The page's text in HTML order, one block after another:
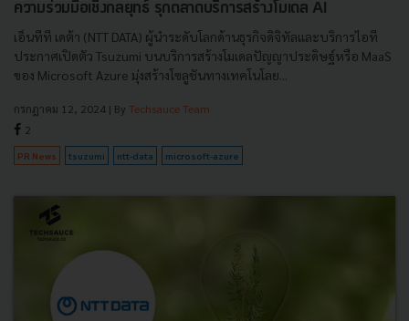
ความร่วมมือเชิงกลยุทธ์ รุกตลาดบริการสร้างโมเดล AI
เอ็นทีที เดต้า (NTT DATA) ผู้นำระดับโลกด้านธุรกิจดิจิทัลและบริการไอที
ประกาศเปิดตัว Tsuzumi บนบริการสร้างโมเดลปัญญาประดิษฐ์หรือ MaaS
ของ Microsoft Azure มุ่งสร้างโซลูชันทางเทคโนโลย...
กรกฎาคม 12, 2024 | By Techsauce Team
2
PR News tsuzumi ntt-data microsoft-azure